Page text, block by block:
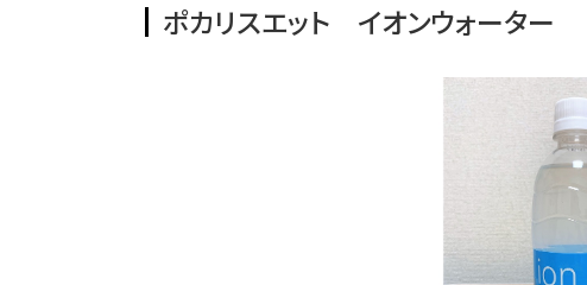
ポカリスエット イオンウォーター